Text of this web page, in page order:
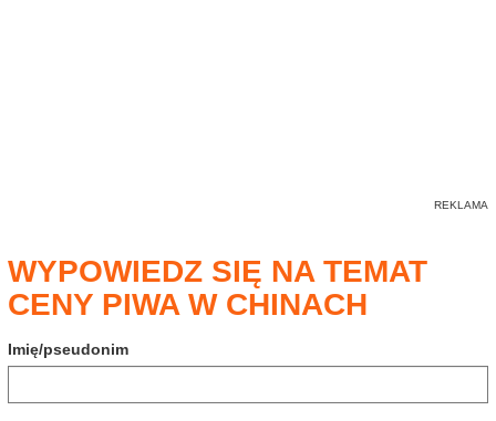
WYPOWIEDZ SIĘ NA TEMAT
CENY PIWA W CHINACH
Imię/pseudonim